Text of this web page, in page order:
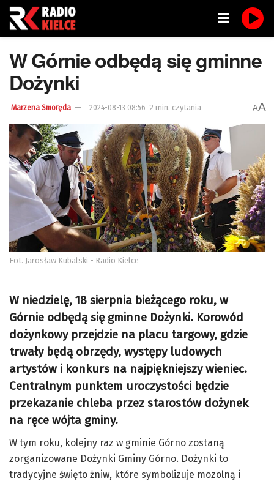
W Górnie odbędą się gminne
Dożynki
Marzena Smoręda 2024-08-13 08:56 2 min. czytania AA
Fot. Jarosław Kubalski - Radio Kielce
W niedzielę, 18 sierpnia bieżącego roku, w
Górnie odbędą się gminne Dożynki. Korowód
dożynkowy przejdzie na placu targowy, gdzie
trwały będą obrzędy, występy ludowych
artystów i konkurs na najpiękniejszy wieniec.
Centralnym punktem uroczystości będzie
przekazanie chleba przez starostów dożynek
na ręce wójta gminy.
W tym roku, kolejny raz w gminie Górno zostaną
zorganizowane Dożynki Gminy Górno. Dożynki to
tradycyjne święto żniw, które symbolizuje mozolną i